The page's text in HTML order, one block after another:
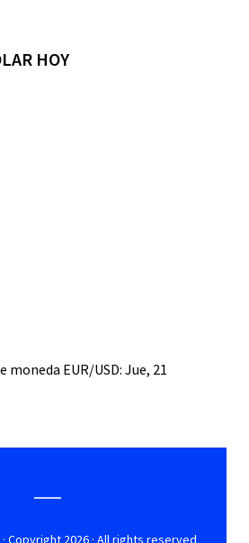
HOY
moneda EUR/USD: Jue, 21
· Copyright 2026 · All rights reserved